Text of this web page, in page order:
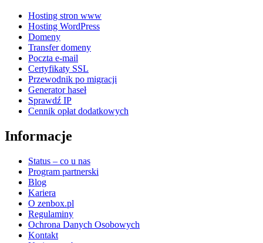
Hosting stron www
Hosting WordPress
Domeny
Transfer domeny
Poczta e-mail
Certyfikaty SSL
Przewodnik po migracji
Generator haseł
Sprawdź IP
Cennik opłat dodatkowych
Informacje
Status – co u nas
Program partnerski
Blog
Kariera
O zenbox.pl
Regulaminy
Ochrona Danych Osobowych
Kontakt